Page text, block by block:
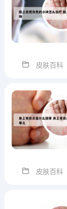
皮肤百科
皮肤百科